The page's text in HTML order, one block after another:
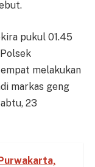
pukul 01.45
melakukan
markas geng
23